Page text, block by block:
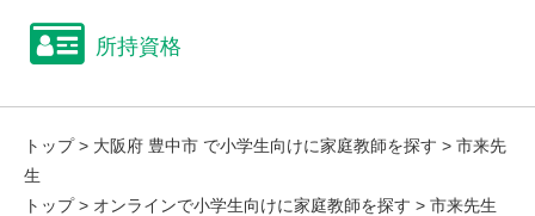
所持資格
トップ> 大阪府 豊中市 で小学生向けに家庭教師を探す > 市来先
生
トップ> オンラインで小学生向けに家庭教師を探す > 市来先生